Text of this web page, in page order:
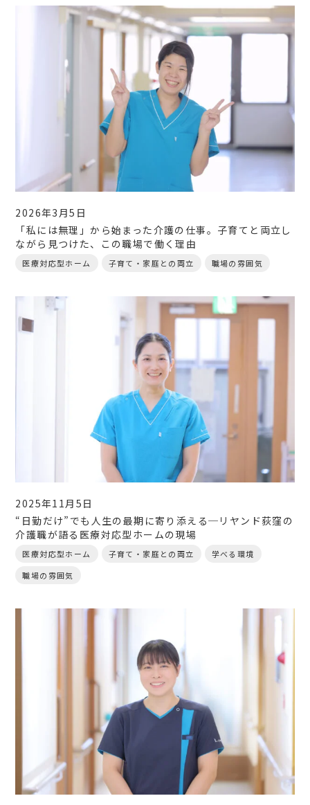
2026年3月5日
「私には無理」から始まった介護の仕事。子育てと両立し
ながら見つけた、この職場で働く理由
医療対応型ホーム 子育て・家庭との両立 職場の雰囲気
2025年11月5日
“日勤だけ”でも人生の最期に寄り添える─リヤンド荻窪の
介護職が語る医療対応型ホームの現場
医療対応型ホーム 子育て・家庭との両立
学べる環境
職場の雰囲気